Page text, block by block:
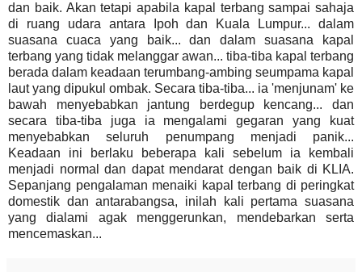
dan baik. Akan tetapi apabila kapal terbang sampai sahaja
di ruang udara antara Ipoh dan Kuala Lumpur... dalam
suasana cuaca yang baik... dan dalam suasana kapal
terbang yang tidak melanggar awan... tiba-tiba kapal terbang
berada dalam keadaan terumbang-ambing seumpama kapal
laut yang dipukul ombak. Secara tiba-tiba... ia 'menjunam' ke
bawah menyebabkan jantung berdegup kencang... dan
secara tiba-tiba juga ia mengalami gegaran yang kuat
menyebabkan seluruh penumpang menjadi panik...
Keadaan ini berlaku beberapa kali sebelum ia kembali
menjadi normal dan dapat mendarat dengan baik di KLIA.
Sepanjang pengalaman menaiki kapal terbang di peringkat
domestik dan antarabangsa, inilah kali pertama suasana
yang dialami agak menggerunkan, mendebarkan serta
mencemaskan...